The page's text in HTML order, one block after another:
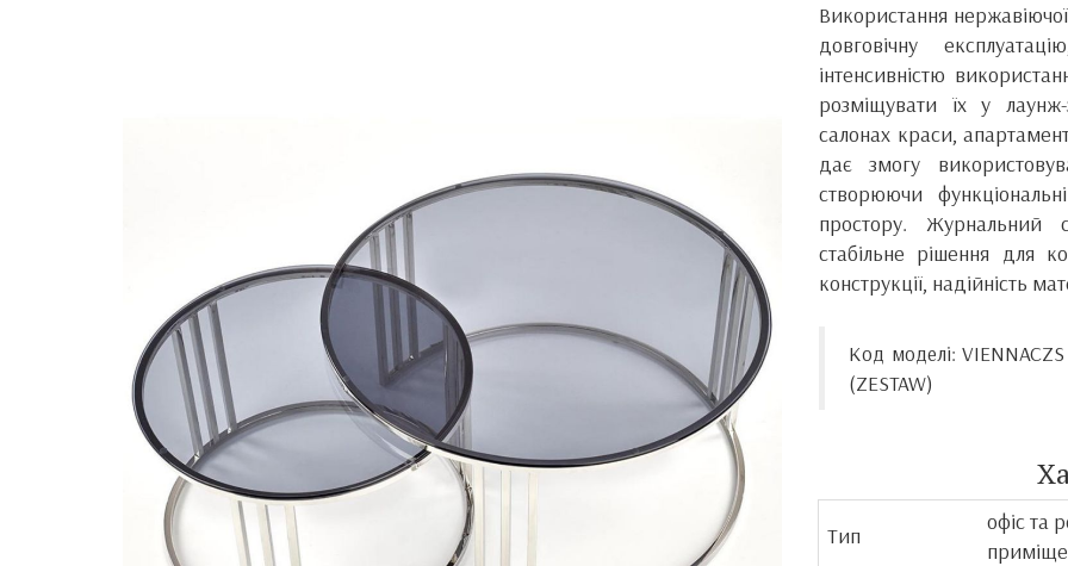
Використання
довговічну
інтенсивністю
розміщувати їх у лаунж-
салонах краси,
дає змогу
створюючи
простору. Журнальний
стабільне рішення для
конструкції, надійність
Код моделі:
(ZESTAW)
Тип
офіс та